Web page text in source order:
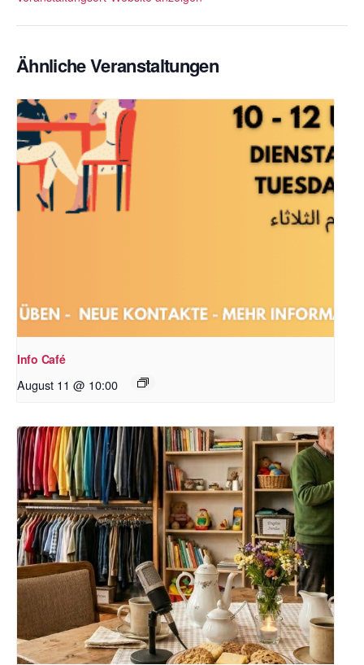
Ähnliche Veranstaltungen
Info Café
August 11 @ 10:00